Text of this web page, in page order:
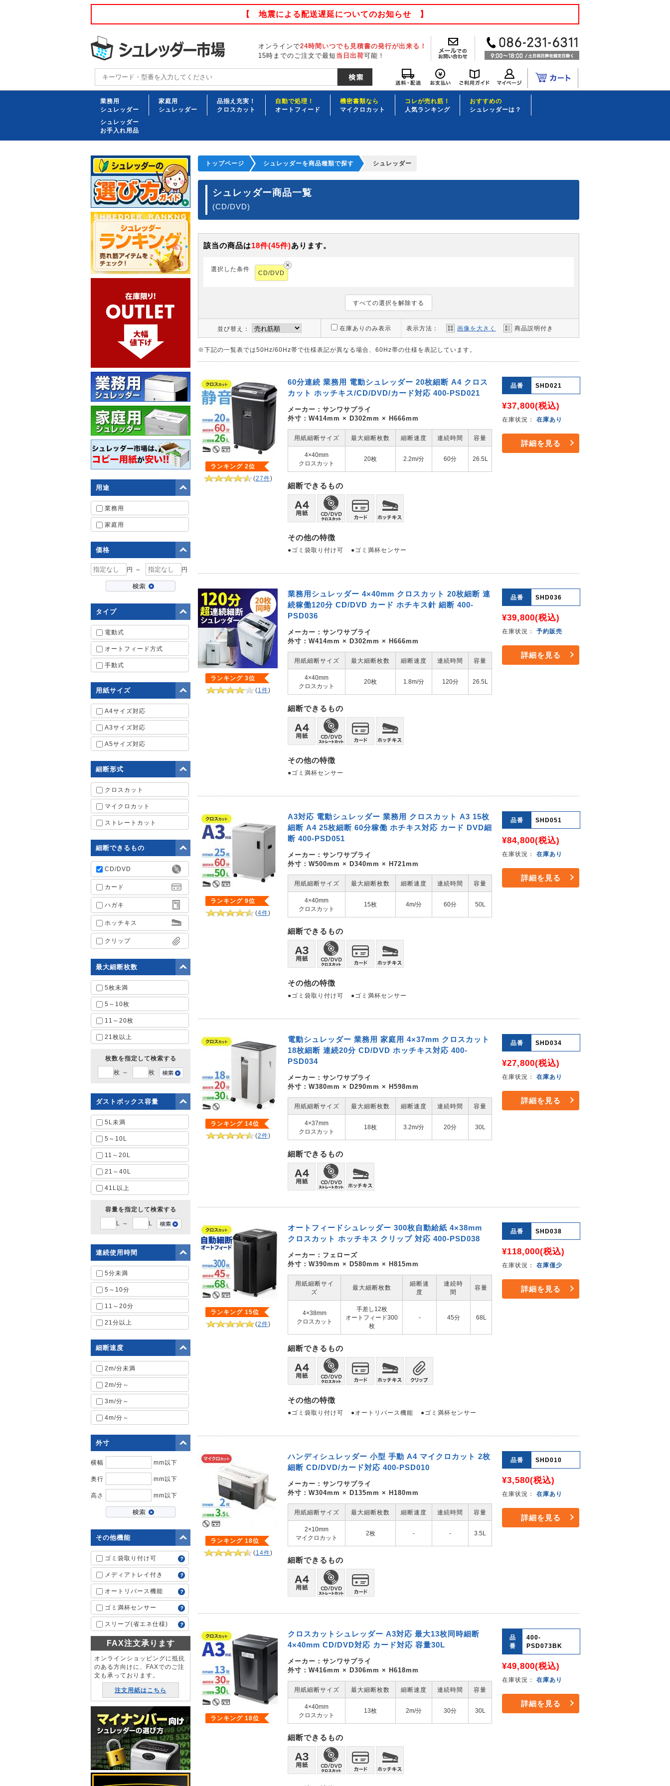
【 地震による配送遅延についてのお知らせ 】
オンラインで24時間いつでも見積書の発行が出来る！
15時までのご注文で最短 当日出荷可能！
業務用
シュレッダー
家庭用
シュレッダー
品揃え充実！
クロスカット
自動で処理！
オートフィード
機密書類なら
マイクロカット
コレが売れ筋！
人気ランキング
おすすめの
シュレッダーは？
シュレッダー
お手入れ用品
用途
業務用
家庭用
価格
円 ～ 円
タイプ
電動式
オートフィード方式
手動式
用紙サイズ
A4サイズ対応
A3サイズ対応
A5サイズ対応
細断形式
クロスカット
マイクロカット
ストレートカット
細断できるもの
CD/DVD
カード
ハガキ
ホッチキス
クリップ
最大細断枚数
5枚未満
5～10枚
11～20枚
21枚以上
枚数を指定して検索する
枚 ～ 枚
ダストボックス容量
5L未満
5～10L
11～20L
21～40L
41L以上
容量を指定して検索する
L ～ L
連続使用時間
5分未満
5～10分
11～20分
21分以上
細断速度
2m/分未満
2m/分～
3m/分～
4m/分～
外寸
横幅 mm以下
奥行 mm以下
高さ mm以下
その他機能
ゴミ袋取り付け可
メディアトレイ付き
オートリバース機能
ゴミ満杯センサー
スリープ(省エネ仕様)
FAX注文承ります
オンラインショッピングに抵抗
のある方向けに、FAXでのご注
文も承っております。
注文用紙はこちら
トップページ シュレッダーを商品種類で探す シュレッダー
シュレッダー商品一覧
(CD/DVD)
該当の商品は18件(45件)あります。
選択した条件
CD/DVD
すべての選択を解除する
並び替え： 在庫ありのみ表示 表示方法： 画像を大きく 商品説明付き
※下記の一覧表では50Hz/60Hz帯で仕様表記が異なる場合、60Hz帯の仕様を表記しています。
ランキング 2位
(27件)
60分連続 業務用 電動シュレッダー 20枚細断 A4 クロス
カット ホッチキス/CD/DVD/カード対応 400-PSD021
メーカー： サンワサプライ
外寸：W414mm × D302mm × H666mm
用紙細断サイズ 最大細断枚数 細断速度 連続時間 容量
4×40mm
クロスカット
20枚 2.2m/分 60分 26.5L
細断できるもの
その他の特徴
●ゴミ袋取り付け可 ●ゴミ満杯センサー
品番 SHD021
¥37,800(税込)
在庫状況： 在庫あり
詳細を見る
ランキング 3位
(1件)
業務用シュレッダー 4×40mm クロスカット 20枚細断 連
続稼働120分 CD/DVD カード ホチキス針 細断 400-
PSD036
メーカー： サンワサプライ
外寸：W414mm × D302mm × H666mm
用紙細断サイズ 最大細断枚数 細断速度 連続時間 容量
4×40mm
クロスカット
20枚 1.8m/分 120分 26.5L
細断できるもの
その他の特徴
●ゴミ満杯センサー
品番 SHD036
¥39,800(税込)
在庫状況： 予約販売
詳細を見る
ランキング 9位
(4件)
A3対応 電動シュレッダー 業務用 クロスカット A3 15枚
細断 A4 25枚細断 60分稼働 ホチキス対応 カード DVD細
断 400-PSD051
メーカー： サンワサプライ
外寸：W500mm × D340mm × H721mm
用紙細断サイズ 最大細断枚数 細断速度 連続時間 容量
4×40mm
クロスカット
15枚 4m/分 60分 50L
細断できるもの
その他の特徴
●ゴミ袋取り付け可 ●ゴミ満杯センサー
品番 SHD051
¥84,800(税込)
在庫状況： 在庫あり
詳細を見る
ランキング 14位
(2件)
電動シュレッダー 業務用 家庭用 4×37mm クロスカット
18枚細断 連続20分 CD/DVD ホッチキス対応 400-
PSD034
メーカー： サンワサプライ
外寸：W380mm × D290mm × H598mm
用紙細断サイズ 最大細断枚数 細断速度 連続時間 容量
4×37mm
クロスカット
18枚 3.2m/分 20分 30L
細断できるもの
品番 SHD034
¥27,800(税込)
在庫状況： 在庫あり
詳細を見る
ランキング 15位
(2件)
オートフィードシュレッダー 300枚自動給紙 4×38mm
クロスカット ホッチキス クリップ 対応 400-PSD038
メーカー： フェローズ
外寸：W390mm × D580mm × H815mm
用紙細断サイ
ズ
最大細断枚数
細断速
度
連続時
間
容量
4×38mm
クロスカット
手差し12枚
オートフィード300
枚
- 45分 68L
細断できるもの
その他の特徴
●ゴミ袋取り付け可 ●オートリバース機能 ●ゴミ満杯センサー
品番 SHD038
¥118,000(税込)
在庫状況： 在庫僅少
詳細を見る
ランキング 18位
(14件)
ハンディシュレッダー 小型 手動 A4 マイクロカット 2枚
細断 CD/DVD/カード対応 400-PSD010
メーカー： サンワサプライ
外寸：W304mm × D135mm × H180mm
用紙細断サイズ 最大細断枚数 細断速度 連続時間 容量
2×10mm
マイクロカット
2枚 - - 3.5L
細断できるもの
品番 SHD010
¥3,580(税込)
在庫状況： 在庫あり
詳細を見る
ランキング 18位
クロスカットシュレッダー A3対応 最大13枚同時細断
4×40mm CD/DVD対応 カード対応 容量30L
メーカー： サンワサプライ
外寸：W416mm × D306mm × H618mm
用紙細断サイズ 最大細断枚数 細断速度 連続時間 容量
4×40mm
クロスカット
13枚 2m/分 30分 30L
細断できるもの
品
番
400-
PSD073BK
¥49,800(税込)
在庫状況： 在庫あり
詳細を見る